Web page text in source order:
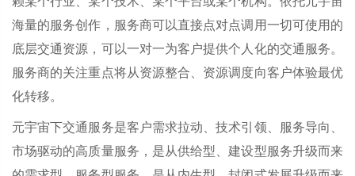
海量的服务创作，服务商可以直接点对点调用一切可使用的
底层交通资源，可以一对一为客户提供个人化的交通服务。
服务商的关注重点将从资源整合、资源调度向客户体验最优
化转移。
元宇宙下交通服务是客户需求拉动、技术引领、服务导向、
市场驱动的高质量服务，是从供给型、建设型服务升级而来